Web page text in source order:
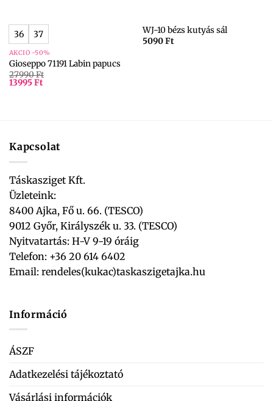
36 37
AKCIÓ -50%
Gioseppo 71191 Labin papucs
27990Ft
13995Ft
WJ-10 bézs kutyás sál
5090Ft
Kapcsolat
Táskasziget Kft.
Üzleteink:
8400 Ajka, Fő u. 66. (TESCO)
9012 Győr, Királyszék u. 33. (TESCO)
Nyitvatartás: H-V 9-19 óráig
Telefon: +36 20 614 6402
Email: rendeles(kukac)taskaszigetajka.hu
Információ
ÁSZF
Adatkezelési tájékoztató
Vásárlási információk